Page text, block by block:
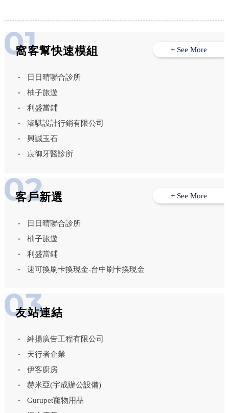
窩客幫快速模組
日日晴聯合診所
柚子旅遊
利盛當鋪
濬騏設計行銷有限公司
興誠玉石
宸御牙醫診所
+ See More
客戶新選
日日晴聯合診所
柚子旅遊
利盛當鋪
速可換刷卡換現金-台中刷卡換現金
+ See More
友站連結
紳揚廣告工程有限公司
天行者企業
伊客廚房
赫米亞(宇成辦公設備)
Gurupet寵物用品